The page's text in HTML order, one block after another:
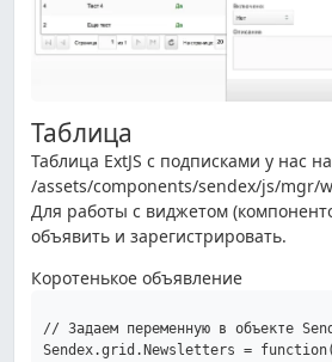
Таблица
Таблица ExtJS с подписками у нас
/assets/components/sendex/js/mgr/
Для работы с виджетом
объявить и зарегистрировать.
Коротенькое объявление
// Задаем переменную в объекте
Sendex.grid.Newsletters =